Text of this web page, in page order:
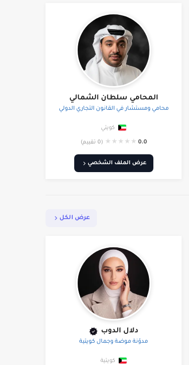
المحامي سلطان الشمالي
محامي ومستشار في القانون التجاري الدولي
كويتي
0.0
★
★
★
★
★ (0 تقييم)
عرض الملف الشخصي
عرض الكل
دلال الدوب
مدوّنة موضة وجمال كويتية
كويتية